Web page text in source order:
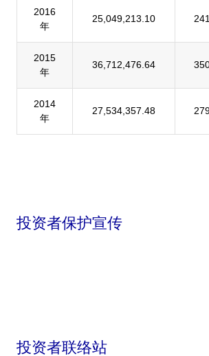
2016
年
25,049,213.10
2015
年
36,712,476.64
2014
年
27,534,357.48
投资者保护宣传
投资者联络站